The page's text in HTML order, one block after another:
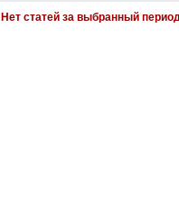
Нет статей за выбранный